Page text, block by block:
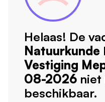
Helaas! De
Natuurkunde
Vestiging
08-2026 niet
beschikbaar.